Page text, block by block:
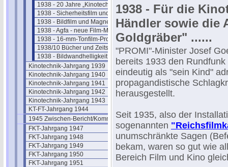
1938 - 20 Jahre „Kinotechnik"
1938 - Sicherheitsfilm und Magnetton
1938 - Bildfilm und Magnetton
1938 - Agfa - neue Film-Materialien
1938 - 16-mm-Tonfilm-Projektor
1938/10 Bücher und Zeitschriften
1938 - Bildwandhelligkeit im Kino
Kinotechnik-Jahrgang 1939
Kinotechnik-Jahrgang 1940
Kinotechnik-Jahrgang 1941
Kinotechnik-Jahrgang 1942
Kinotechnik-Jahrgang 1943
KT-FT-Jahrgang 1944
1945 Zwischen-Bericht/Kommentar
FKT-Jahrgang 1947
FKT-Jahrgang 1948
FKT-Jahrgang 1949
FKT-Jahrgang 1950
FKT-Jahrgang 1951
1938 - Für die
Händler sowie die
Goldgräber" ......
"PROMI"-Minister Josef
bereits 1933 den
eindeutig als "sein Kind"
propagandistische
herausgestellt.
Seit 1935, also der
sogenannten
unumschränkte Sagen
bekam, waren so gut wie
Bereich Film und Kino